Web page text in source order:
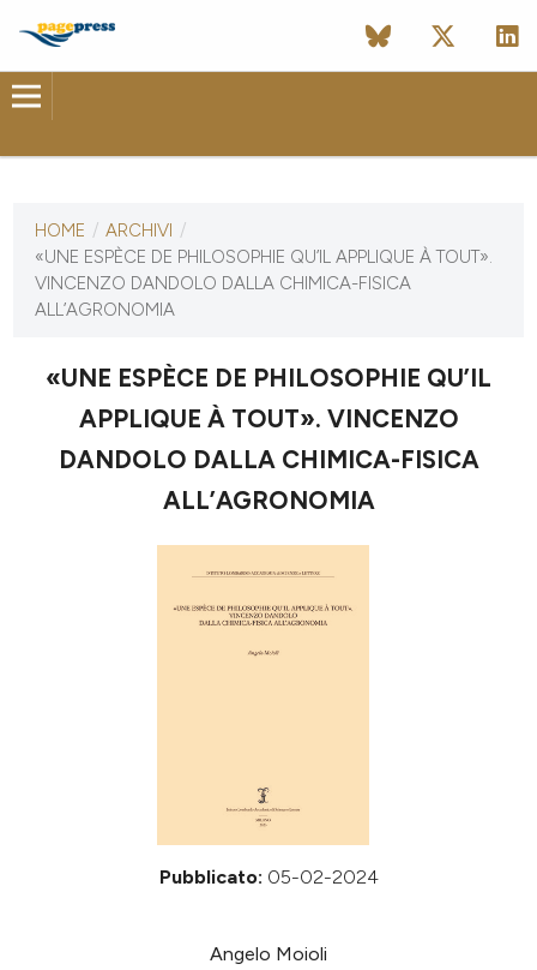
5 febbraio 2024
ULTIMO FASCICOLO
HOME / ARCHIVI /
«UNE ESPÈCE DE PHILOSOPHIE QU’IL APPLIQUE À TOUT».
VINCENZO DANDOLO DALLA CHIMICA-FISICA
ALL’AGRONOMIA
«UNE ESPÈCE DE PHILOSOPHIE QU’IL
APPLIQUE À TOUT». VINCENZO
DANDOLO DALLA CHIMICA-FISICA
ALL’AGRONOMIA
Pubblicato: 05-02-2024
Angelo Moioli